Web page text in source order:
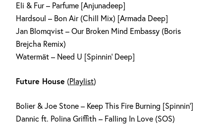
Eli & Fur – Parfume [Anjunadeep]
Hardsoul – Bon Air (Chill Mix) [Armada Deep]
Jan Blomqvist – Our Broken Mind Embassy (Boris
Brejcha Remix)
Watermät – Need U [Spinnin‘ Deep]
Future House (Playlist)
Bolier & Joe Stone – Keep This Fire Burning [Spinnin‘]
Dannic ft. Polina Griffith – Falling In Love (SOS)